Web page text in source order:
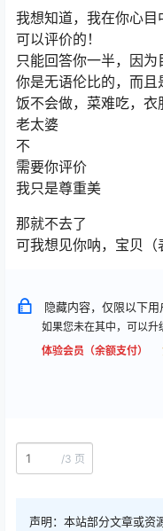
我想知道，我在你心
可以评价的！
只能回答你一半，因
你是无语伦比的，而
饭不会做，菜难吃，衣
老太婆
不
需要你评价
我只是尊重美
那就不去了
可我想见你呐，宝贝（
隐藏内容，仅限以下用
如果您未在其中，可以升
体验会员（余额支付）
/3 页
声明：本站部分文章或资